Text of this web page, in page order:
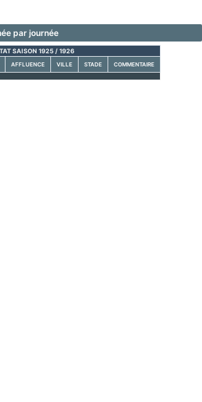
par journée
SAISON 1925 / 1926
AFFLUENCE VILLE STADE COMMENTAIRE